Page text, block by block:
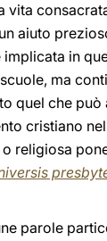
aiuto
in
ma
quel che può
cristiano
religiosa
parole